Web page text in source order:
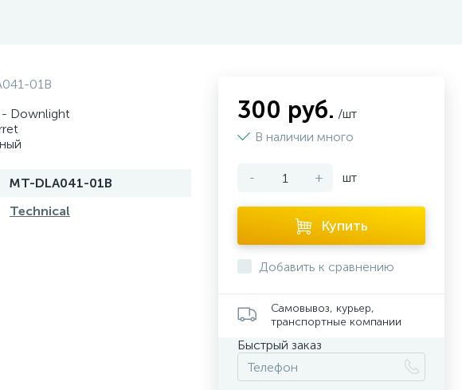
01B
- Downlight
MT-DLA041-01B
Technical
300 руб. /шт
В наличии много
- + шт
Купить
Добавить к сравнению
Самовывоз, курьер,
транспортные компании
Быстрый заказ